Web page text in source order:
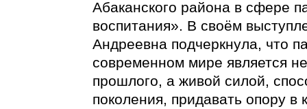
Абаканского района в сфере
воспитания». В своём
Андреевна подчеркнула, что
современном мире является
прошлого, а живой силой,
поколения, придавать опору в